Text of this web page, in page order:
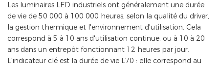
Les luminaires LED industriels ont généralement une durée
de vie de 50 000 à 100 000 heures, selon la qualité du driver,
la gestion thermique et l'environnement d'utilisation. Cela
correspond à 5 à 10 ans d'utilisation continue, ou à 10 à 20
ans dans un entrepôt fonctionnant 12 heures par jour.
L'indicateur clé est la durée de vie L70 : elle correspond au